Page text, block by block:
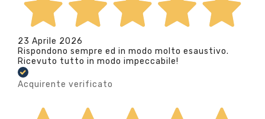
23 Aprile 2026
Rispondono sempre ed in modo molto esaustivo.
Ricevuto tutto in modo impeccabile!
Acquirente verificato